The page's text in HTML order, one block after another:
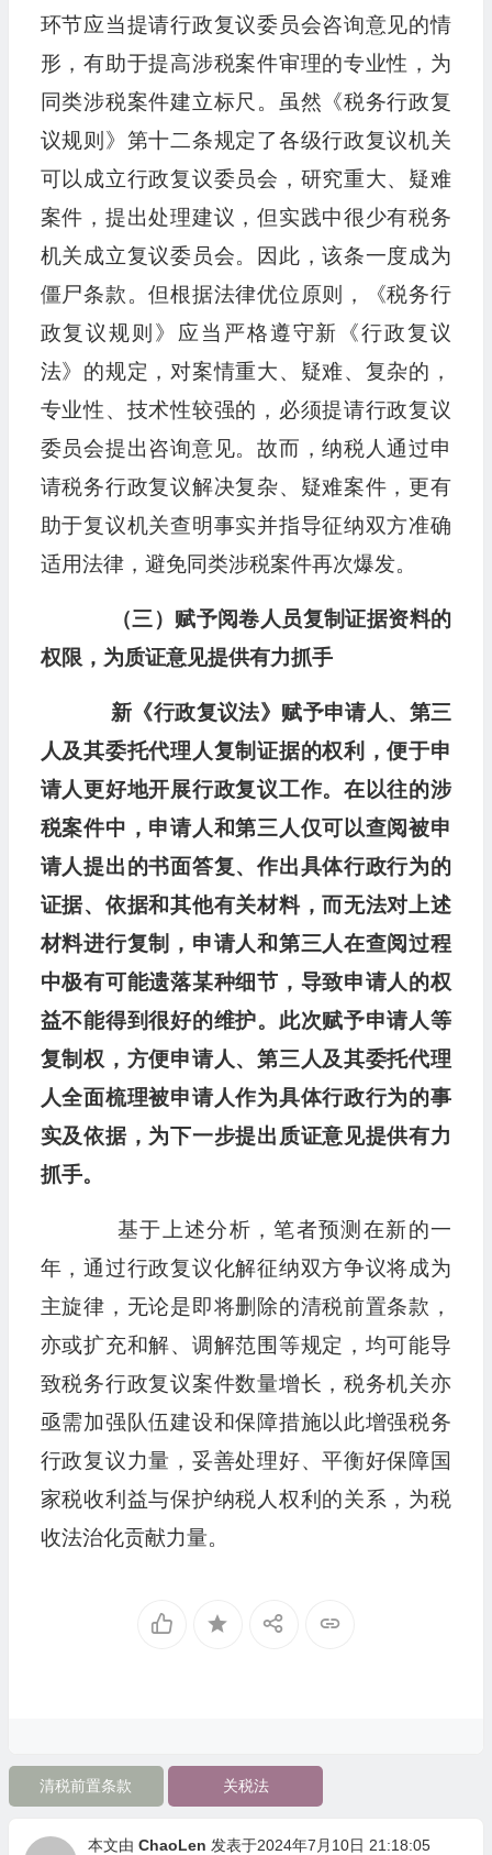
环节应当提请行政复议委员会咨询意见的情
形，有助于提高涉税案件审理的专业性，为
同类涉税案件建立标尺。虽然《税务行政复
议规则》第十二条规定了各级行政复议机关
可以成立行政复议委员会，研究重大、疑难
案件，提出处理建议，但实践中很少有税务
机关成立复议委员会。因此，该条一度成为
僵尸条款。但根据法律优位原则，《税务行
政复议规则》应当严格遵守新《行政复议
法》的规定，对案情重大、疑难、复杂的，
专业性、技术性较强的，必须提请行政复议
委员会提出咨询意见。故而，纳税人通过申
请税务行政复议解决复杂、疑难案件，更有
助于复议机关查明事实并指导征纳双方准确
适用法律，避免同类涉税案件再次爆发。
（三）赋予阅卷人员复制证据资料的
权限， 为质证意见提供有力抓手
新《行政复议法》赋予申请人、第三
人及其委托代理人复制证据的权利，便于申
请人更好地开展行政复议工作。在以往的涉
税案件中，申请人和第三人仅可以查阅被申
请人提出的书面答复、作出具体行政行为的
证据、依据和其他有关材料，而无法对上述
材料进行复制，申请人和第三人在查阅过程
中极有可能遗落某种细节，导致申请人的权
益不能得到很好的维护。此次赋予申请人等
复制权，方便申请人、第三人及其委托代理
人全面梳理被申请人作为具体行政行为的事
实及依据，为下一步提出质证意见提供有力
抓手。
基于上述分析，笔者预测在新的一
年，通过行政复议化解征纳双方争议将成为
主旋律，无论是即将删除的清税前置条款，
亦或扩充和解、调解范围等规定，均可能导
致税务行政复议案件数量增长，税务机关亦
亟需加强队伍建设和保障措施以此增强税务
行政复议力量，妥善处理好、平衡好保障国
家税收利益与保护纳税人权利的关系，为税
收法治化贡献力量。
清税前置条款 关税法
本文由 ChaoLen 发表于2024年7月10日 21:18:05